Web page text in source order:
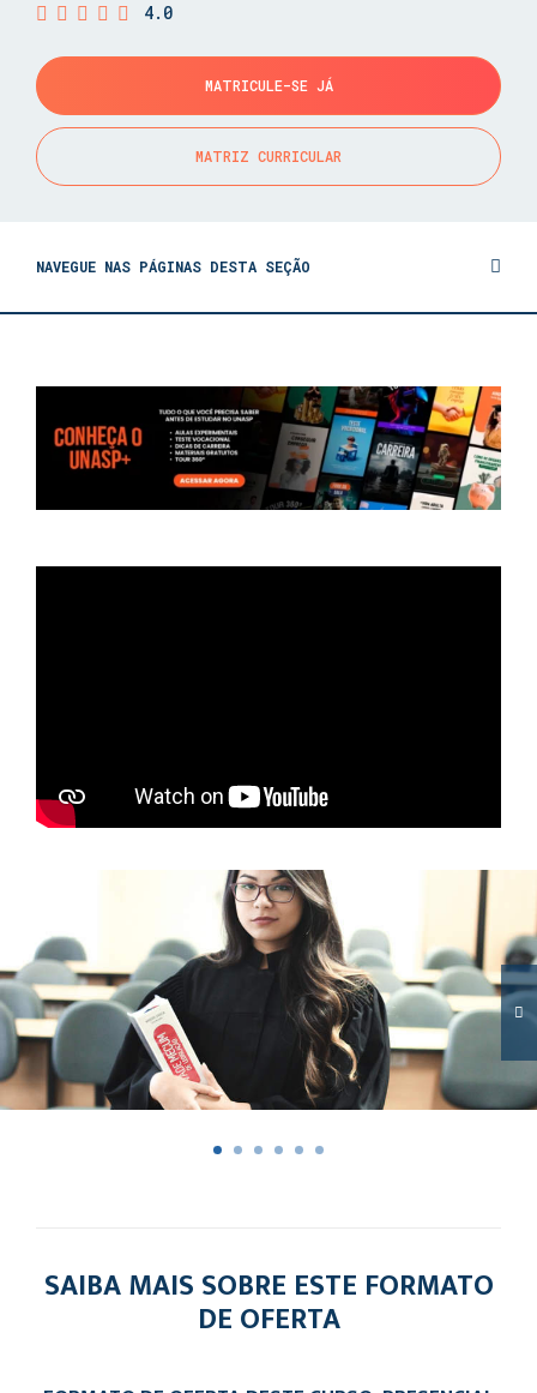
4.0
MATRICULE-SE JÁ
MATRIZ CURRICULAR
NAVEGUE NAS PÁGINAS DESTA SEÇÃO
SAIBA MAIS SOBRE ESTE FORMATO
DE OFERTA